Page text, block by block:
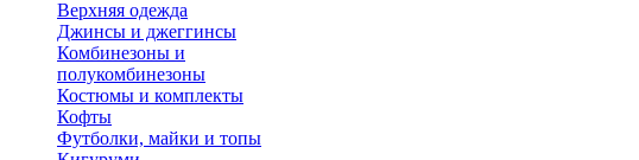
Верхняя одежда
Джинсы и джеггинсы
Комбинезоны и
полукомбинезоны
Костюмы и комплекты
Кофты
Футболки, майки и топы